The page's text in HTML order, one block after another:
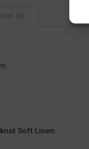
(0)
Soft Linen